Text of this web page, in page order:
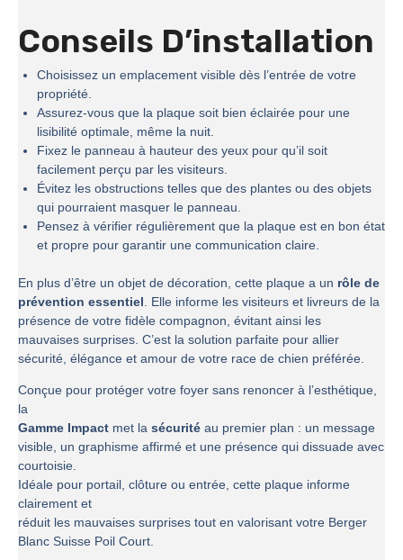
Conseils D’installation
Choisissez un emplacement visible dès l’entrée de votre
propriété.
Assurez-vous que la plaque soit bien éclairée pour une
lisibilité optimale, même la nuit.
Fixez le panneau à hauteur des yeux pour qu’il soit
facilement perçu par les visiteurs.
Évitez les obstructions telles que des plantes ou des objets
qui pourraient masquer le panneau.
Pensez à vérifier régulièrement que la plaque est en bon état
et propre pour garantir une communication claire.
En plus d’être un objet de décoration, cette plaque a un rôle de
prévention essentiel. Elle informe les visiteurs et livreurs de la
présence de votre fidèle compagnon, évitant ainsi les
mauvaises surprises. C’est la solution parfaite pour allier
sécurité, élégance et amour de votre race de chien préférée.
Conçue pour protéger votre foyer sans renoncer à l’esthétique,
la
Gamme Impact met la sécurité au premier plan : un message
visible, un graphisme affirmé et une présence qui dissuade avec
courtoisie.
Idéale pour portail, clôture ou entrée, cette plaque informe
clairement et
réduit les mauvaises surprises tout en valorisant votre Berger
Blanc Suisse Poil Court.